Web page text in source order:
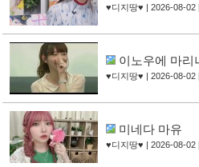
♥디지땅♥ | 2026-08-02
이노우에 마리
♥디지땅♥ | 2026-08-02
미네다 마유
♥디지땅♥ | 2026-08-02